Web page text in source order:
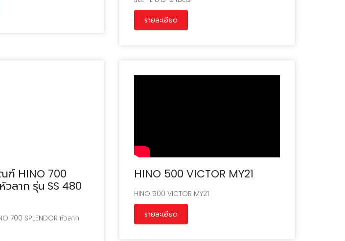
รายละเอียด
ฑ์ HINO 700
วลาก รุ่น SS 480
700 SPLENDOR หัวลาก
HINO 500 VICTOR MY21
HINO 500 VICTOR MY21
รายละเอียด